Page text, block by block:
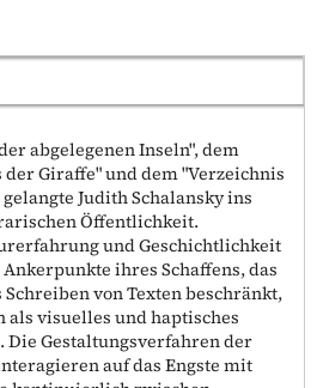
abgelegenen Inseln", dem
der Giraffe" und dem "Verzeichnis
Judith Schalansky ins
Öffentlichkeit.
und Geschichtlichkeit
ihres Schaffens, das
von Texten beschränkt,
als visuelles und haptisches
Gestaltungsverfahren der
auf das Engste mit